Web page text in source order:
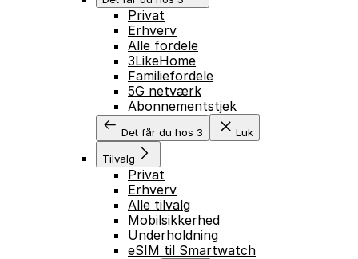
Privat
Erhverv
Alle fordele
3LikeHome
Familiefordele
5G netværk
Abonnementstjek
Det får du hos 3 Luk
Tilvalg
Privat
Erhverv
Alle tilvalg
Mobilsikkerhed
Underholdning
eSIM til Smartwatch